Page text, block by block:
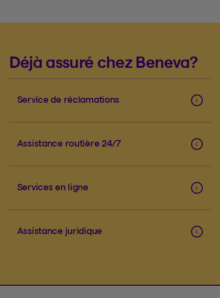
Déjà assuré chez Beneva?
Service de réclamations
Assistance routière 24/7
Services en ligne
Assistance juridique